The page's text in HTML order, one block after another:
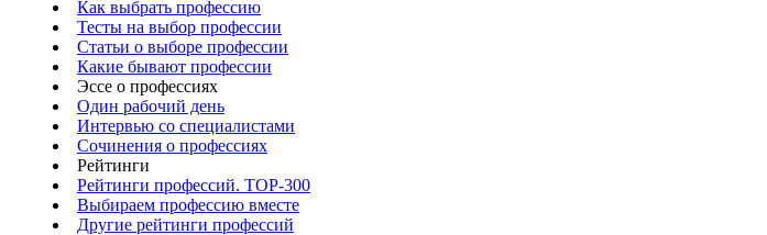
Как выбрать профессию
Тесты на выбор профессии
Статьи о выборе профессии
Какие бывают профессии
Эссе о профессиях
Один рабочий день
Интервью со специалистами
Сочинения о профессиях
Рейтинги
Рейтинги профессий. TOP-300
Выбираем профессию вместе
Другие рейтинги профессий